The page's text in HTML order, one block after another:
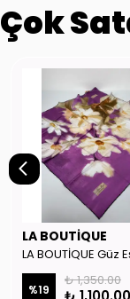
Çok
LA BOUTİQUE
%19
₺ 1,350.00